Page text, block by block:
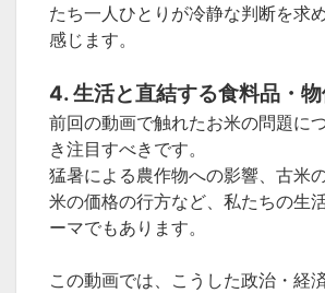
たち一人ひとりが冷静な判断を求
感じます。
4. 生活と直結する食料品・
前回の動画で触れたお米の問題に
き注目すべきです。
猛暑による農作物への影響、古米
米の価格の行方など、私たちの生
ーマでもあります。
この動画では、こうした政治・経